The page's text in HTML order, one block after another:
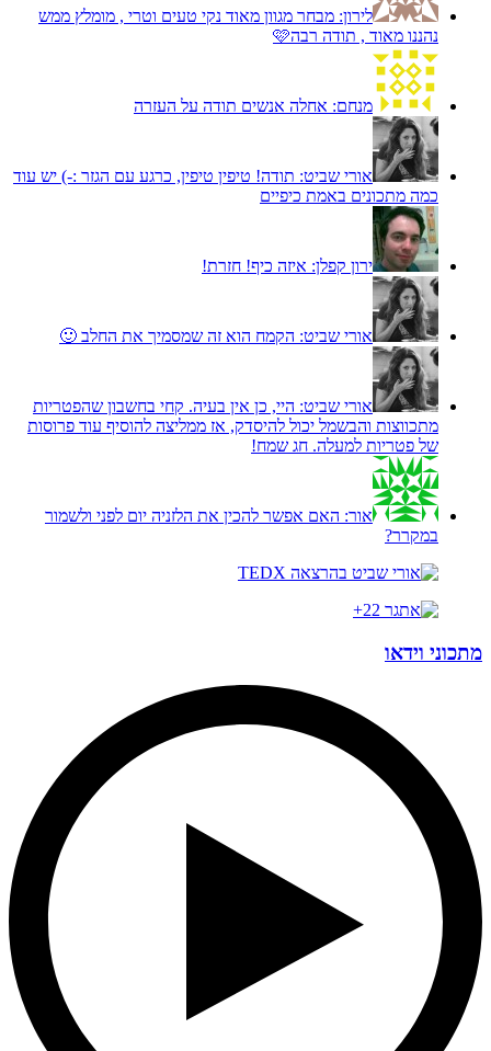
לירון: מבחר מגוון מאוד נקי טעים וטרי , מומלץ ממש
נהננו מאוד , תודה רבה🩷
מנחם: אחלה אנשים תודה על העזרה
אורי שביט: תודה! טיפין טיפין, כרגע עם הגזר :-) יש עוד
כמה מתכונים באמת כיפיים
ירון קפלן: איזה כיף! חזרת!
אורי שביט: הקמח הוא זה שמסמיך את החלב 🙂
אורי שביט: היי, כן אין בעיה. קחי בחשבון שהפטריות
מתכווצות והבשמל יכול להיסדק, אז ממליצה להוסיף עוד פרוסות
של פטריות למעלה. חג שמח!
אור: האם אפשר להכין את הלזניה יום לפני ולשמור
במקרר?
מתכוני וידאו